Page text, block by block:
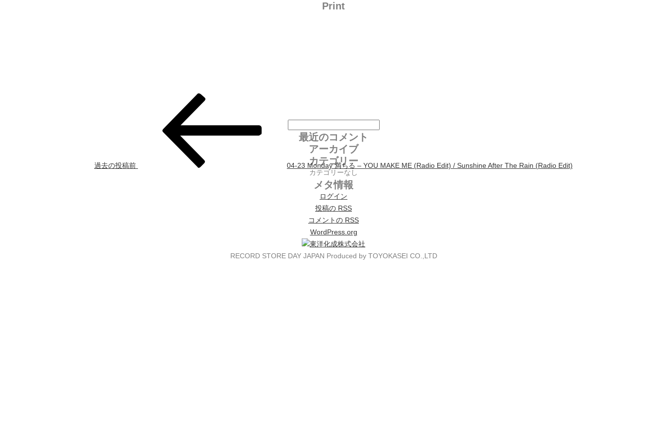
Print
過去の投稿前 04-23 Monday 満ちる – YOU MAKE ME (Radio Edit) / Sunshine After The Rain (Radio Edit)
最近のコメント
アーカイブ
カテゴリー
カテゴリーなし
メタ情報
ログイン
投稿の RSS
コメントの RSS
WordPress.org
RECORD STORE DAY JAPAN Produced by TOYOKASEI CO.,LTD